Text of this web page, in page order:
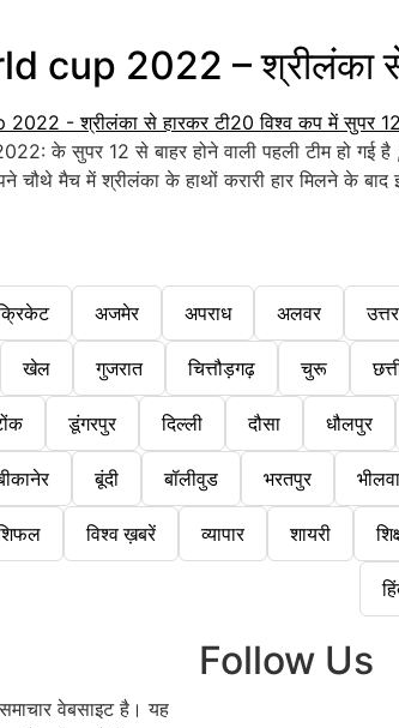
cup 2022 – श्रीलंका से
के सुपर 12 से बाहर होने वाली पहली टीम हो गई है
चौथे मैच में श्रीलंका के हाथों करारी हार मिलने के
अजमेर अपराध अलवर
खेल गुजरात चित्तौड़गढ़ चुरू
डूंगरपुर दिल्ली दौसा धौलपुर
बूंदी बॉलीवुड भरतपुर
विश्व ख़बरें व्यापार शायरी
वेबसाइट है। यह
Follow Us